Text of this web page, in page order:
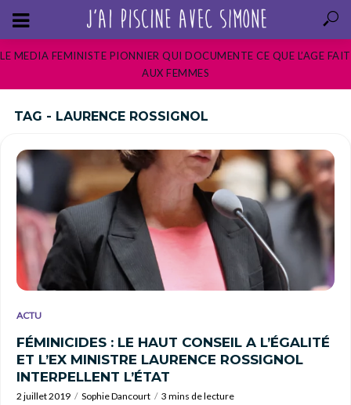
LE MEDIA FEMINISTE PIONNIER QUI DOCUMENTE CE QUE L’AGE FAIT
AUX FEMMES
TAG - LAURENCE ROSSIGNOL
ACTU
FÉMINICIDES : LE HAUT CONSEIL A L’ÉGALITÉ
ET L’EX MINISTRE LAURENCE ROSSIGNOL
INTERPELLENT L’ÉTAT
2 juillet 2019 Sophie Dancourt 3 mins de lecture